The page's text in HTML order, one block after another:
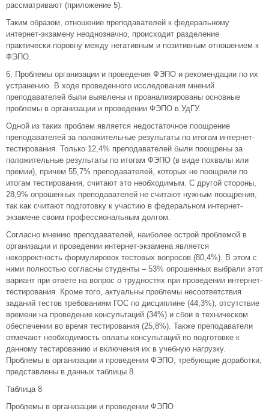
рассматривают (приложение 5).
Таким образом, отношение преподавателей к федеральному
интернет-экзамену неоднозначно, происходит разделение
практически поровну между негативным и позитивным отношением к
ФЭПО.
6. Проблемы организации и проведения ФЭПО и рекомендации по их
устранению. В ходе проведенного исследования мнений
преподавателей были выявлены и проанализированы основные
проблемы в организации и проведении ФЭПО в УдГУ.
Одной из таких проблем является недостаточное поощрение
преподавателей за положительные результаты по итогам интернет-
тестирования. Только 12,4% преподавателей были поощрены за
положительные результаты по итогам ФЭПО (в виде похвалы или
премии), причем 55,7% преподавателей, которых не поощрили по
итогам тестирования, считают это необходимым. С другой стороны,
28,9% опрошенных преподавателей не считают нужным поощрения,
так как считают подготовку к участию в федеральном интернет-
экзамене своим профессиональным долгом.
Согласно мнению преподавателей, наиболее острой проблемой в
организации и проведении интернет-экзамена является
некорректность формулировок тестовых вопросов (80,4%). В этом с
ними полностью согласны студенты – 53% опрошенных выбрали этот
вариант при ответе на вопрос о трудностях при проведении интернет-
тестирования. Кроме того, актуальны проблемы несоответствия
заданий тестов требованиям ГОС по дисциплине (44,3%), отсутствие
времени на проведение консультаций (34%) и сбои в техническом
обеспечении во время тестирования (25,8%). Также преподаватели
отмечают необходимость оплаты консультаций по подготовке к
данному тестированию и включения их в учебную нагрузку.
Проблемы в организации и проведении ФЭПО, требующие доработки,
представлены в данных таблицы 8.
Таблица 8
Проблемы в организации и проведении ФЭПО